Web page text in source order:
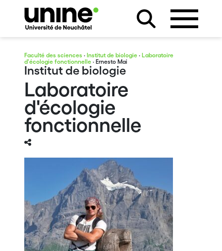
Faculté des sciences · Institut de biologie· Laboratoire
d'écologie fonctionnelle· Ernesto Mai
Institut de biologie
Laboratoire
d'écologie
fonctionnelle